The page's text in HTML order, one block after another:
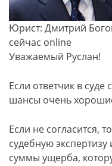
Юрист: Дмитрий
сейчас online
Уважаемый Руслан!
Если ответчик в
шансы очень
Если не согласится,
судебную
суммы ущерба,